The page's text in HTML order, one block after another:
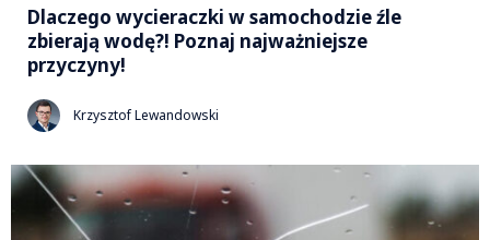
Dlaczego wycieraczki w samochodzie źle
zbierają wodę?! Poznaj najważniejsze
przyczyny!
Krzysztof Lewandowski